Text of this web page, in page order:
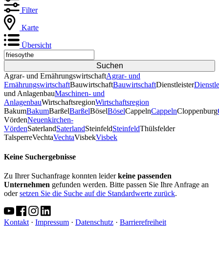
Filter
Karte
Übersicht
Agrar- und ErnährungswirtschaftAgrar- und
ErnährungswirtschaftBauwirtschaftBauwirtschaftDienstleister
und AnlagenbauMaschinen- und
AnlagenbauWirtschaftsregionWirtschaftsregion
BakumBakumBarßelBarßelBöselBöselCappelnCappelnCloppenburg
VördenNeuenkirchen-
VördenSaterlandSaterlandSteinfeldSteinfeldThülsfelder
TalsperreVechtaVechtaVisbekVisbek
Keine Suchergebnisse
Zu Ihrer Suchanfrage konnten leiderkeine passenden
Unternehmen gefunden werden. Bitte passen Sie Ihre Anfrage an
odersetzen Sie die Suche auf die Standardwerte zurück.
Kontakt · Impressum · Datenschutz · Barrierefreiheit